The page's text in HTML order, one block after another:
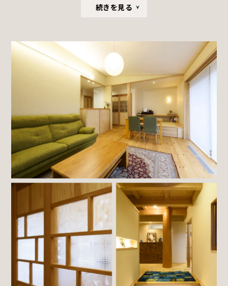
てみましょう」との返答が。その柔軟な提案力も、任せ
続きを見る